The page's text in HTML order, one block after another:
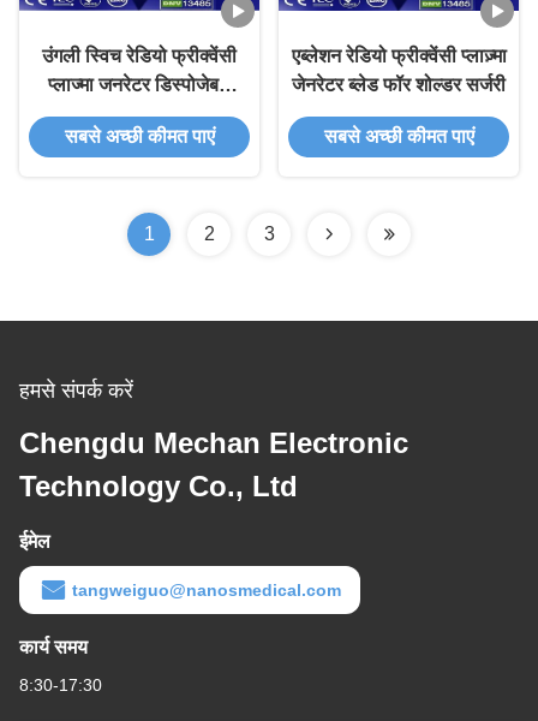
उंगली स्विच रेडियो फ्रीक्वेंसी
प्लाज्मा जनरेटर डिस्पोजेबल
इलेक्ट्रोड क्रूसिएट लिगमेंट
टियर के लिए
सबसे अच्छी कीमत पाएं
एब्लेशन रेडियो फ्रीक्वेंसी प्लाज़्मा
जेनरेटर ब्लेड फॉर शोल्डर सर्जरी
सबसे अच्छी कीमत पाएं
1 2 3
हमसे संपर्क करें
Chengdu Mechan Electronic
Technology Co., Ltd
ईमेल
tangweiguo@nanosmedical.com
कार्य समय
8:30-17:30